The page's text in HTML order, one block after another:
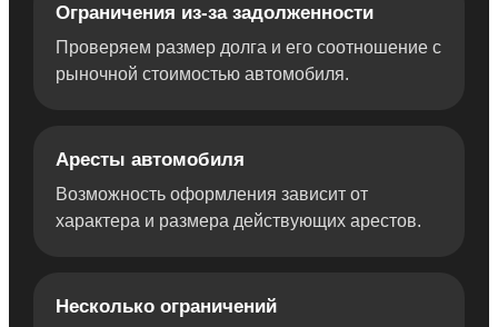
Ограничения из-за задолженности
Проверяем размер долга и его соотношение с
рыночной стоимостью автомобиля.
Аресты автомобиля
Возможность оформления зависит от
характера и размера действующих арестов.
Несколько ограничений